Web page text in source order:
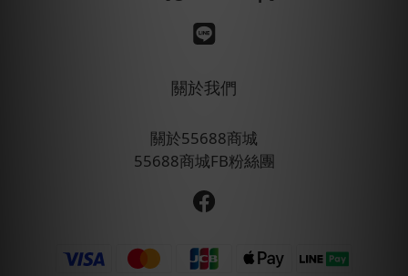
關於我們
關於55688商城
55688商城FB粉絲團